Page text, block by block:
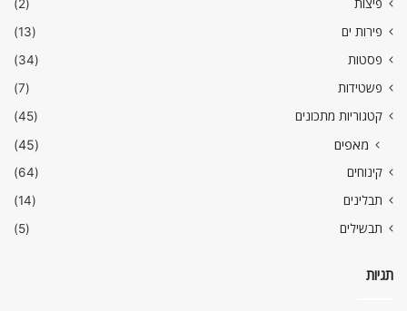
פיצות
(2)
פירות ים
(13)
פסטות
(34)
פשטידות
(7)
קטגוריות מתכונים
(45)
מאפים (45)
קינוחים
(64)
תבלינים
(14)
תבשילים
(5)
תגיות